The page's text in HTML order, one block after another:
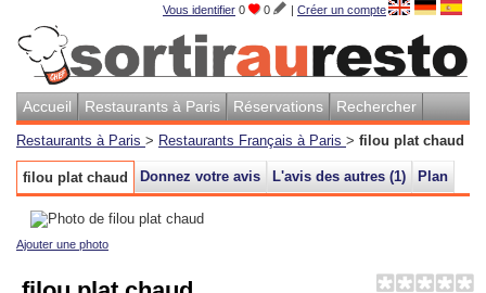
Vous identifier 0 0 | Créer un compte
Accueil Restaurants à Paris Réservations Rechercher
Restaurants à Paris > Restaurants Français à Paris > filou plat chaud
filou plat chaud Donnez votre avis L'avis des autres (1) Plan
Ajouter une photo